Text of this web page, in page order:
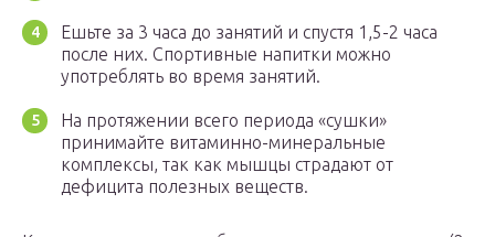
Ешьте за 3 часа до занятий и спустя 1,5-2 часа
после них. Спортивные напитки можно
употреблять во время занятий.
На протяжении всего периода «сушки»
принимайте витаминно-минеральные
комплексы, так как мышцы страдают от
дефицита полезных веществ.